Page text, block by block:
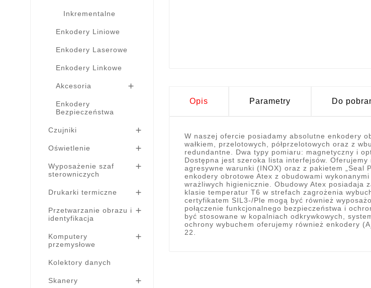
Inkrementalne
Enkodery Liniowe
Enkodery Laserowe
Enkodery Linkowe
Akcesoria 
Enkodery
Bezpieczeństwa
Czujniki 
Oświetlenie 
Wyposażenie szaf
sterowniczych

Drukarki termiczne 
Przetwarzanie obrazu i
identyfikacja

Komputery
przemysłowe

Kolektory danych
Skanery 
Opis Parametry Do
W naszej ofercie posiadamy absolutne enkodery
wałkiem, przelotowych, półprzelotowych oraz z
redundantne. Dwa typy pomiaru: magnetyczny i
Dostępna jest szeroka lista interfejsów.
agresywne warunki (INOX) oraz z pakietem „Seal
enkodery obrotowe Atex z obudowami
wrażliwych higienicznie. Obudowy Atex posiadaja
klasie temperatur T6 w strefach zagrożenia
certyfikatem SIL3-/Ple mogą być również
połączenie funkcjonalnego bezpieczeństwa i
być stosowane w kopalniach odkrywkowych,
ochrony wybuchem oferujemy również enkodery
22.